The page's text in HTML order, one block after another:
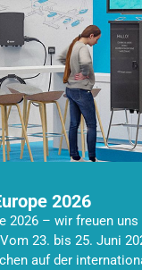
2026
2026 – wir freuen uns
23. bis 25. Juni
auf der